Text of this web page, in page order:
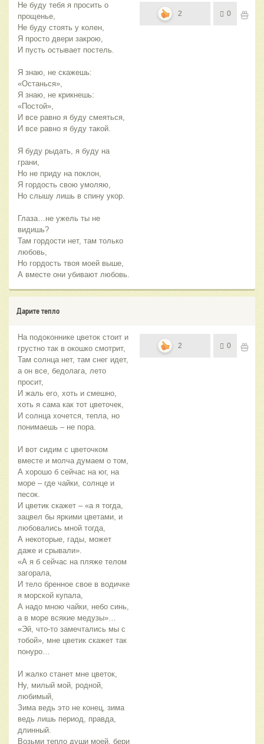
Не буду тебя я просить о
прощенье,
Не буду стоять у колен,
Я просто двери закрою,
И пусть остывает постель.
Я знаю, не скажешь:
«Останься»,
Я знаю, не крикнешь:
«Постой»,
И все равно я буду смеяться,
И все равно я буду такой.
Я буду рыдать, я буду на
грани,
Но не приду на поклон,
Я гордость свою умоляю,
Но слышу лишь в спину укор.
Глаза…не ужель ты не
видишь?
Там гордости нет, там только
любовь,
Но гордость твоя моей выше,
А вместе они убивают любовь.
2 0
Дарите тепло
На подоконнике цветок стоит и
грустно так в окошко смотрит,
Там солнца нет, там снег идет,
а он все, бедолага, лето
просит,
И жаль его, хоть и смешно,
хоть я сама как тот цветочек,
И солнца хочется, тепла, но
понимаешь – не пора.
И вот сидим с цветочком
вместе и молча думаем о том,
А хорошо б сейчас на юг, на
море – где чайки, солнце и
песок.
И цветик скажет – «а я тогда,
зацвел бы яркими цветами, и
любовались мной тогда,
А некоторые, гады, может
даже и срывали».
«А я б сейчас на пляже телом
загорала,
И тело бренное свое в водичке
я морской купала,
А надо мною чайки, небо синь,
а в море всякие медузы»…
«Эй, что-то замечтались мы с
тобой», мне цветик скажет так
понуро…
И жалко станет мне цветок,
Ну, милый мой, родной,
любимый,
Зима ведь это не конец, зима
ведь лишь период, правда,
длинный.
Возьми тепло души моей, бери
2 0